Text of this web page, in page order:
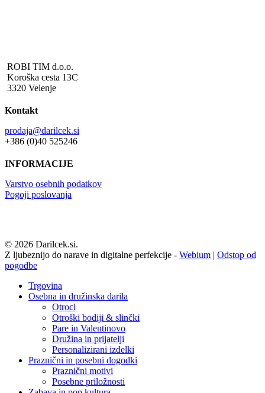
ROBI TIM d.o.o.
Koroška cesta 13C
3320 Velenje
Kontakt
prodaja@darilcek.si
+386 (0)40 525246
INFORMACIJE
Varstvo osebnih podatkov
Pogoji poslovanja
© 2026 Darilcek.si.
Z ljubeznijo do narave in digitalne perfekcije - Webium | Odstop od
pogodbe
Close
Menu
Trgovina
Osebna in družinska darila
Otroci
Otroški bodiji & slinčki
Pare in Valentinovo
Družina in prijatelji
Personalizirani izdelki
Praznični in posebni dogodki
Praznični motivi
Posebne priložnosti